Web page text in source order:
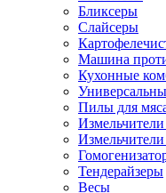
Бликсеры
Слайсеры
Машина
Кухонные
Пилы для
Измельчители
Тендерайзеры
Весы